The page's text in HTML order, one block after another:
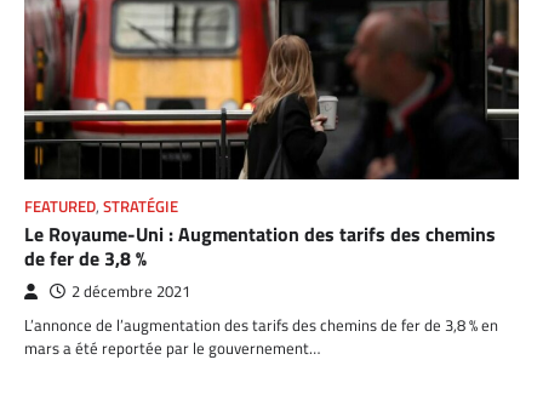
FEATURED, STRATÉGIE
Le Royaume-Uni : Augmentation des tarifs des chemins
de fer de 3,8 %
2 décembre 2021
L’annonce de l’augmentation des tarifs des chemins de fer de 3,8 % en
mars a été reportée par le gouvernement…